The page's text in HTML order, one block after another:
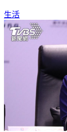
生活